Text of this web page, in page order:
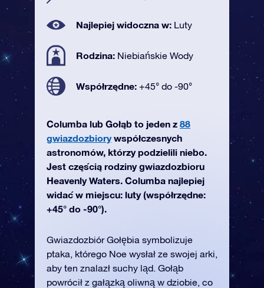
Najlepiej widoczna w: Luty
Rodzina: Niebiańskie Wody
Współrzędne: +45° do -90°
Columba lub Gołąb to jeden z 88
gwiazdozbiorywspółczesnych
astronomów, którzy podzielili niebo.
Jest częścią rodziny gwiazdozbioru
Heavenly Waters. Columba najlepiej
widać w miejscu: luty (współrzędne:
+45° do -90°).
Gwiazdozbiór Gołębia symbolizuje
ptaka, którego Noe wysłał ze swojej arki,
aby ten znalazł suchy ląd. Gołąb
powrócił z gałązką oliwną w dziobie, co